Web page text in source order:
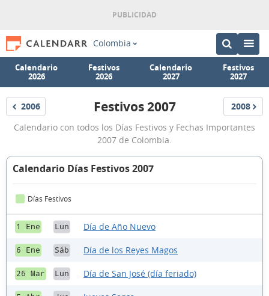
Colombia
Calendario
2026
Festivos
2026
Calendario
2027
Festivos
2027
Festivos
2006
Festivos
Colombia
2007
Festivos 2007 Festivos
2008
Calendario con todos los Días Festivos y Fechas Importantes
2007 de Colombia.
Calendario Días Festivos 2007
Días Festivos
1 Ene Lun Día de Año Nuevo
6 Ene Sáb Día de los Reyes Magos
26 Mar Lun Día de San José (día feriado)